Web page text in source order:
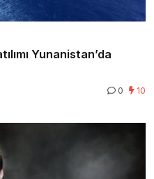
Yunanistan’da
0 10